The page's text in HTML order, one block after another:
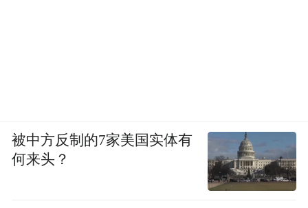
被中方反制的7家美国实体有
何来头？